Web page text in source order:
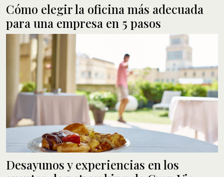
Cómo elegir la oficina más adecuada
para una empresa en 5 pasos
Desayunos y experiencias en los